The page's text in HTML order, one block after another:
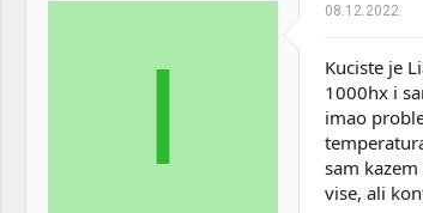
SSD Kingston 240gb x2 ,
I
08.12.2022.
Kuciste je
1000hx i
imao
sam
vise, ali